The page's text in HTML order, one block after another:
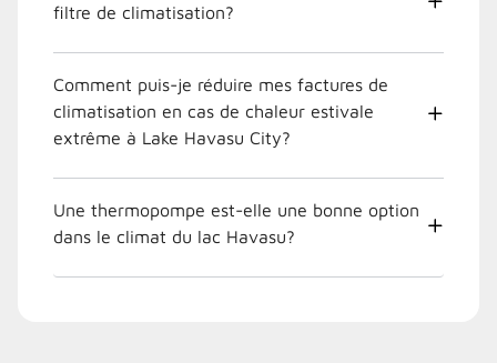
filtre de climatisation?
Comment puis-je réduire mes factures de
climatisation en cas de chaleur estivale
extrême à Lake Havasu City?
Une thermopompe est-elle une bonne option
dans le climat du lac Havasu?